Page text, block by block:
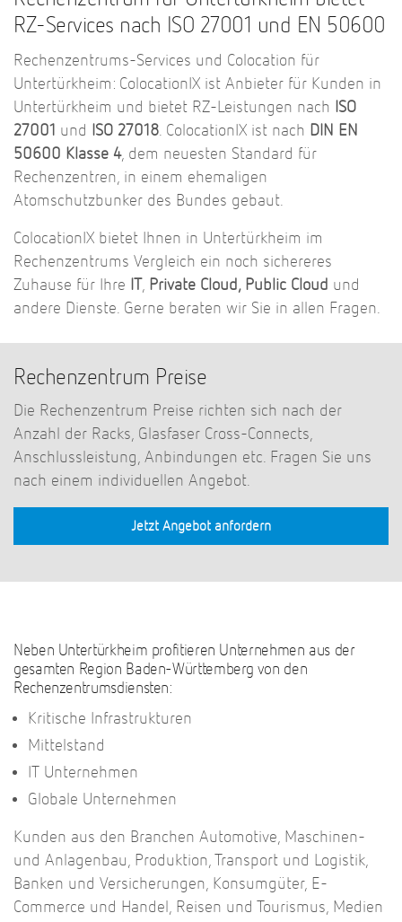
RZ-Services nach ISO 27001 und EN 50600
Rechenzentrums-Services und Colocation für
Untertürkheim: ColocationIX ist Anbieter für Kunden in
Untertürkheim und bietet RZ-Leistungen nach ISO
27001 und ISO 27018. ColocationIX ist nach DIN EN
50600 Klasse 4, dem neuesten Standard für
Rechenzentren, in einem ehemaligen
Atomschutzbunker des Bundes gebaut.
ColocationIX bietet Ihnen in Untertürkheim im
Rechenzentrums Vergleich ein noch sichereres
Zuhause für Ihre IT, Private Cloud, Public Cloud und
andere Dienste. Gerne beraten wir Sie in allen Fragen.
Rechenzentrum Preise
Die Rechenzentrum Preise richten sich nach der
Anzahl der Racks, Glasfaser Cross-Connects,
Anschlussleistung, Anbindungen etc. Fragen Sie uns
nach einem individuellen Angebot.
Jetzt Angebot anfordern
Neben Untertürkheim profitieren Unternehmen aus der
gesamten Region Baden-Württemberg von den
Rechenzentrumsdiensten:
Kritische Infrastrukturen
Mittelstand
IT Unternehmen
Globale Unternehmen
Kunden aus den Branchen Automotive, Maschinen-
und Anlagenbau, Produktion, Transport und Logistik,
Banken und Versicherungen, Konsumgüter, E-
Commerce und Handel, Reisen und Tourismus, Medien